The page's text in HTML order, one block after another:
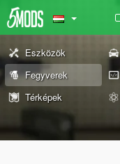
Eszközök
Fegyverek
Térképek